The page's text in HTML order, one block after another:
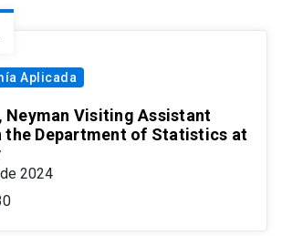
Aplicada
Neyman Visiting Assistant
the Department of Statistics at
2024